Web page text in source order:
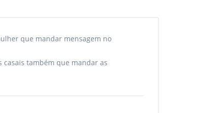
que mandar mensagem no
também que mandar as